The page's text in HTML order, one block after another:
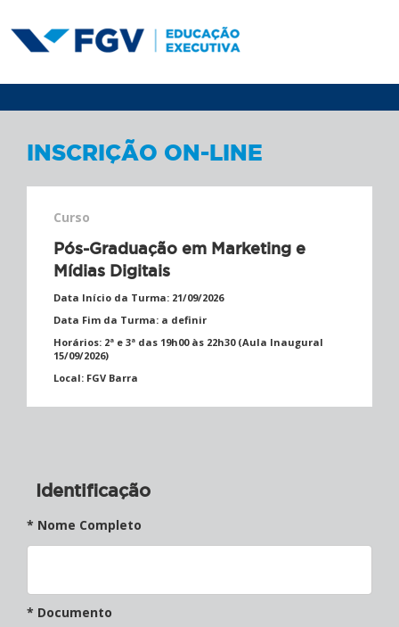
INSCRIÇÃO ON-LINE
Curso
Pós-Graduação em Marketing e
Mídias Digitais
Data Início da Turma: 21/09/2026
Data Fim da Turma: a definir
Horários: 2ª e 3ª das 19h00 às 22h30 (Aula Inaugural
15/09/2026)
Local: FGV Barra
Identificação
* Nome Completo
* Documento